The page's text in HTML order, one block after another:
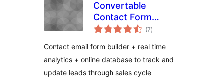
Convertable
Contact Form
Builder Analytics
Management
Dashboard
(7total
ratings
)
Contact email form builder + real time
analytics + online database to track and
update leads through sales cycle